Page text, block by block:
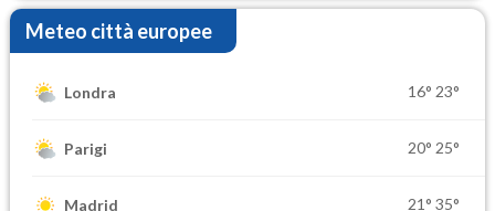
Meteo città europee
Londra 16° 23°
Parigi 20° 25°
Madrid 21° 35°